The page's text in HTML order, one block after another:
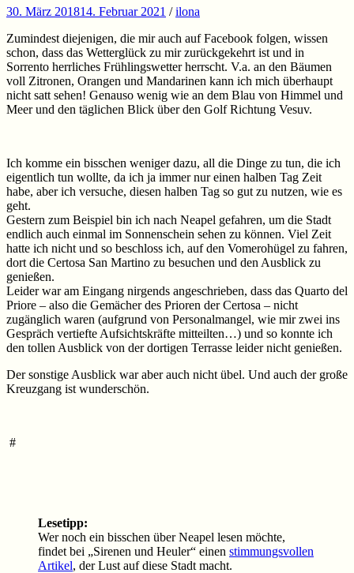
30. März 201814. Februar 2021 /ilona
Zumindest diejenigen, die mir auch auf Facebook folgen, wissen
schon, dass das Wetterglück zu mir zurückgekehrt ist und in
Sorrento herrliches Frühlingswetter herrscht. V.a. an den Bäumen
voll Zitronen, Orangen und Mandarinen kann ich mich überhaupt
nicht satt sehen! Genauso wenig wie an dem Blau von Himmel und
Meer und den täglichen Blick über den Golf Richtung Vesuv.
Ich komme ein bisschen weniger dazu, all die Dinge zu tun, die ich
eigentlich tun wollte, da ich ja immer nur einen halben Tag Zeit
habe, aber ich versuche, diesen halben Tag so gut zu nutzen, wie es
geht.
Gestern zum Beispiel bin ich nach Neapel gefahren, um die Stadt
endlich auch einmal im Sonnenschein sehen zu können. Viel Zeit
hatte ich nicht und so beschloss ich, auf den Vomerohügel zu fahren,
dort die Certosa San Martino zu besuchen und den Ausblick zu
genießen.
Leider war am Eingang nirgends angeschrieben, dass das Quarto del
Priore – also die Gemächer des Prioren der Certosa – nicht
zugänglich waren (aufgrund von Personalmangel, wie mir zwei ins
Gespräch vertiefte Aufsichtskräfte mitteilten…) und so konnte ich
den tollen Ausblick von der dortigen Terrasse leider nicht genießen.
Der sonstige Ausblick war aber auch nicht übel. Und auch der große
Kreuzgang ist wunderschön.
#
Lesetipp:
Wer noch ein bisschen über Neapel lesen möchte,
findet bei „Sirenen und Heuler“ einen stimmungsvollen
Artikel, der Lust auf diese Stadt macht.